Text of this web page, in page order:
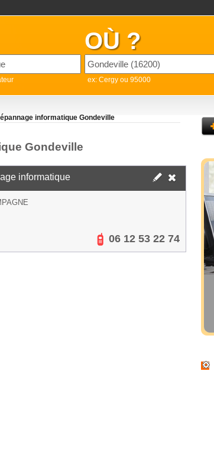
OÙ ?
ex: Cergy ou 95000
informatique Gondeville
Gondeville
informatique
06 12 53 22 74